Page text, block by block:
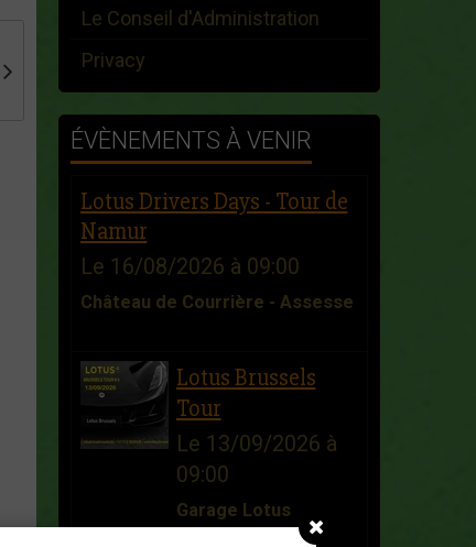
Le Conseil d'Administration
Privacy
ÉVÈNEMENTS À VENIR
Lotus Drivers Days - Tour de
Namur
Le 16/08/2026 à 09:00
Château de Courrière - Assesse
Lotus Brussels
Tour
Le 13/09/2026 à
09:00
Garage Lotus
Brussels - Zellik